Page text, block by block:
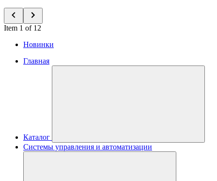
Item 1 of 12
Новинки
Главная
Каталог
Системы управления и автоматизации